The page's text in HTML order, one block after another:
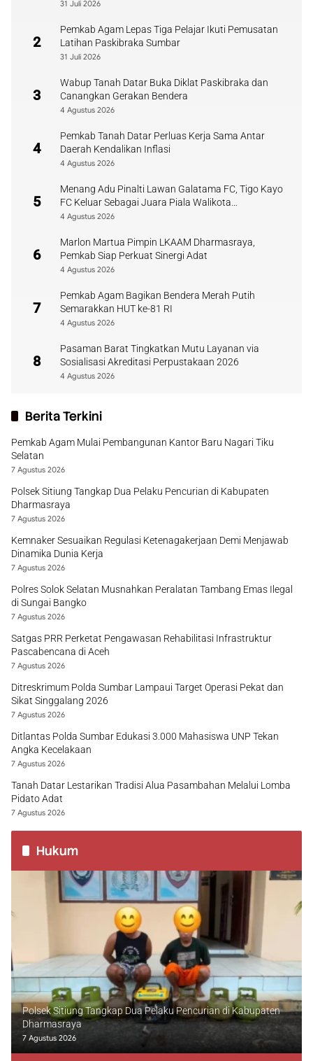
31 Juli 2026
2
Pemkab Agam Lepas Tiga Pelajar Ikuti Pemusatan
Latihan Paskibraka Sumbar
31 Juli 2026
3
Wabup Tanah Datar Buka Diklat Paskibraka dan
Canangkan Gerakan Bendera
4 Agustus 2026
4
Pemkab Tanah Datar Perluas Kerja Sama Antar
Daerah Kendalikan Inflasi
4 Agustus 2026
5
Menang Adu Pinalti Lawan Galatama FC, Tigo Kayo
FC Keluar Sebagai Juara Piala Walikota
Payakumbuh
4 Agustus 2026
6
Marlon Martua Pimpin LKAAM Dharmasraya,
Pemkab Siap Perkuat Sinergi Adat
4 Agustus 2026
7
Pemkab Agam Bagikan Bendera Merah Putih
Semarakkan HUT ke-81 RI
4 Agustus 2026
8
Pasaman Barat Tingkatkan Mutu Layanan via
Sosialisasi Akreditasi Perpustakaan 2026
4 Agustus 2026
Berita Terkini
Pemkab Agam Mulai Pembangunan Kantor Baru Nagari Tiku
Selatan
7 Agustus 2026
Polsek Sitiung Tangkap Dua Pelaku Pencurian di Kabupaten
Dharmasraya
7 Agustus 2026
Kemnaker Sesuaikan Regulasi Ketenagakerjaan Demi Menjawab
Dinamika Dunia Kerja
7 Agustus 2026
Polres Solok Selatan Musnahkan Peralatan Tambang Emas Ilegal
di Sungai Bangko
7 Agustus 2026
Satgas PRR Perketat Pengawasan Rehabilitasi Infrastruktur
Pascabencana di Aceh
7 Agustus 2026
Ditreskrimum Polda Sumbar Lampaui Target Operasi Pekat dan
Sikat Singgalang 2026
7 Agustus 2026
Ditlantas Polda Sumbar Edukasi 3.000 Mahasiswa UNP Tekan
Angka Kecelakaan
7 Agustus 2026
Tanah Datar Lestarikan Tradisi Alua Pasambahan Melalui Lomba
Pidato Adat
7 Agustus 2026
Hukum
Polsek Sitiung Tangkap Dua Pelaku Pencurian di Kabupaten
Dharmasraya
7 Agustus 2026